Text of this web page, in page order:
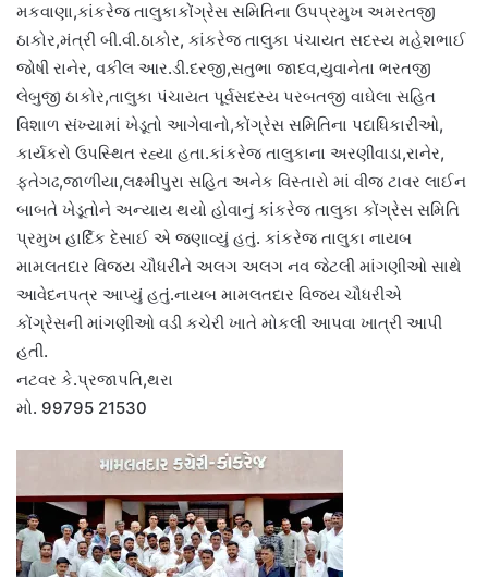
મકવાણા,કાંકરેજ તાલુકાકોંગ્રેસ સમિતિના ઉપપ્રમુખ અમરતજી
ઠાકોર,મંત્રી બી.વી.ઠાકોર, કાંકરેજ તાલુકા પંચાયત સદસ્ય મહેશભાઈ
જોષી રાનેર, વકીલ આર.ડી.દરજી,સતુભા જાદવ,યુવાનેતા ભરતજી
લેબુજી ઠાકોર,તાલુકા પંચાયત પૂર્વસદસ્ય પરબતજી વાઘેલા સહિત
વિશાળ સંખ્યામાં ખેડૂતો આગેવાનો,કોંગ્રેસ સમિતિના પદાધિકારીઓ,
કાર્યકરો ઉપસ્થિત રહ્યા હતા.કાંકરેજ તાલુકાના અરણીવાડા,રાનેર,
ફતેગઢ,જાળીયા,લક્ષ્મીપુરા સહિત અનેક વિસ્તારો માં વીજ ટાવર લાઈન
બાબતે ખેડૂતોને અન્યાય થયો હોવાનું કાંકરેજ તાલુકા કોંગ્રેસ સમિતિ
પ્રમુખ હાર્દિક દેસાઈ એ જણાવ્યું હતું. કાંકરેજ તાલુકા નાયબ
મામલતદાર વિજય ચૌધરીને અલગ અલગ નવ જેટલી માંગણીઓ સાથે
આવેદનપત્ર આપ્યું હતું.નાયબ મામલતદાર વિજય ચૌધરીએ
કોંગ્રેસની માંગણીઓ વડી કચેરી ખાતે મોકલી આપવા ખાત્રી આપી
હતી.
નટવર કે.પ્રજાપતિ,થરા
મો. 99795 21530